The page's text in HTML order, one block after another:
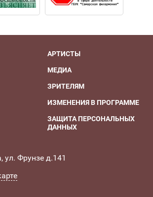
АРТИСТЫ
МЕДИА
ЗРИТЕЛЯМ
ИЗМЕНЕНИЯ В ПРОГРАММЕ
ЗАЩИТА ПЕРСОНАЛЬНЫХ
ДАННЫХ
ул. Фрунзе д.141